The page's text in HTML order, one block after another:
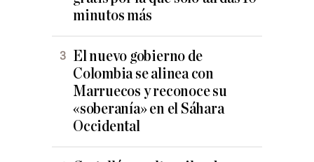
minutos más
El nuevo gobierno de
Colombia se alinea con
Marruecos y reconoce su
«soberanía» en el Sáhara
Occidental